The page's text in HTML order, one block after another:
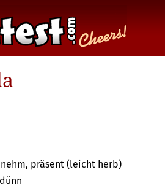
präsent (leicht herb)